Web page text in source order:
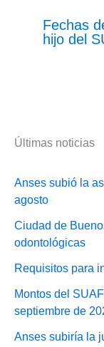
Fechas
hijo del
Últimas noticias
Anses subió la
agosto
Ciudad de
odontológicas
Requisitos para
Montos del
septiembre de
Anses subiría la